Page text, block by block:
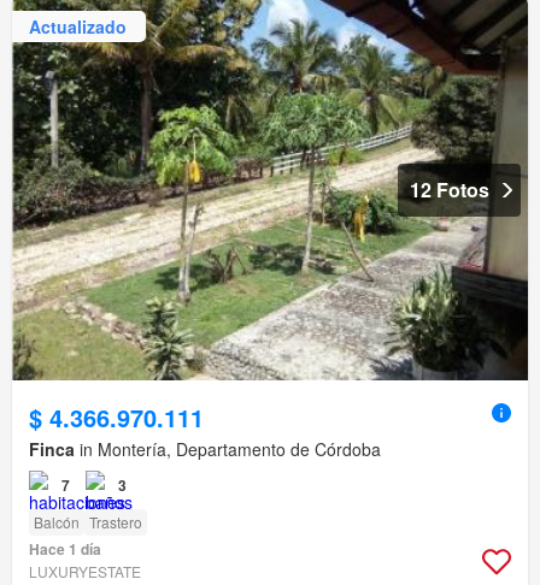
Actualizado
12 Fotos
$ 4.366.970.111
Finca in Montería, Departamento de Córdoba
7 3
Balcón Trastero
Hace 1 día
LUXURYESTATE